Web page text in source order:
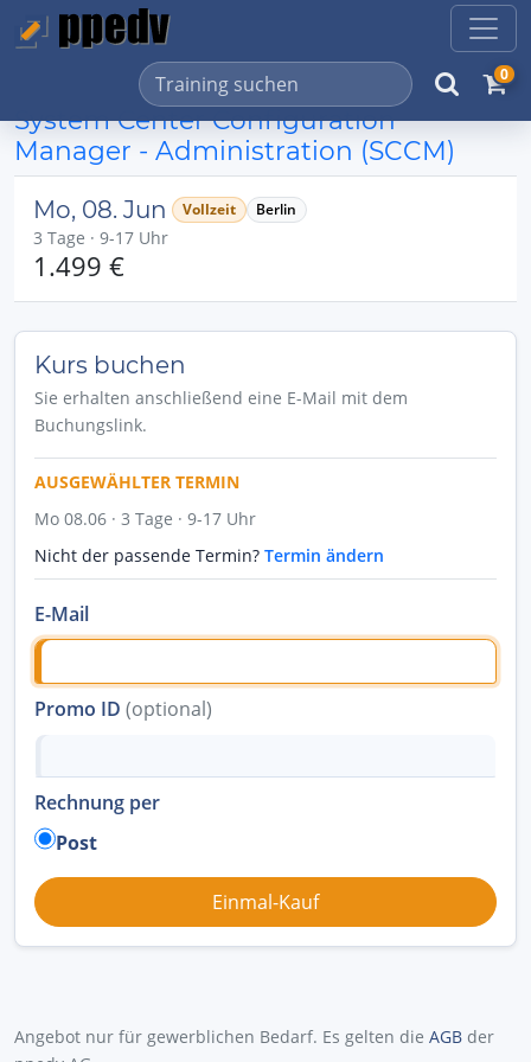
0
System Center Configuration
Manager - Administration (SCCM)
Mo, 08. Jun Vollzeit Berlin
3 Tage · 9-17 Uhr
1.499 €
Kurs buchen
Sie erhalten anschließend eine E-Mail mit dem
Buchungslink.
AUSGEWÄHLTER TERMIN
Mo 08.06 · 3 Tage · 9-17 Uhr
Nicht der passende Termin? Termin ändern
E-Mail
Promo ID (optional)
Rechnung per
Post
Angebot nur für gewerblichen Bedarf. Es gelten die AGB der